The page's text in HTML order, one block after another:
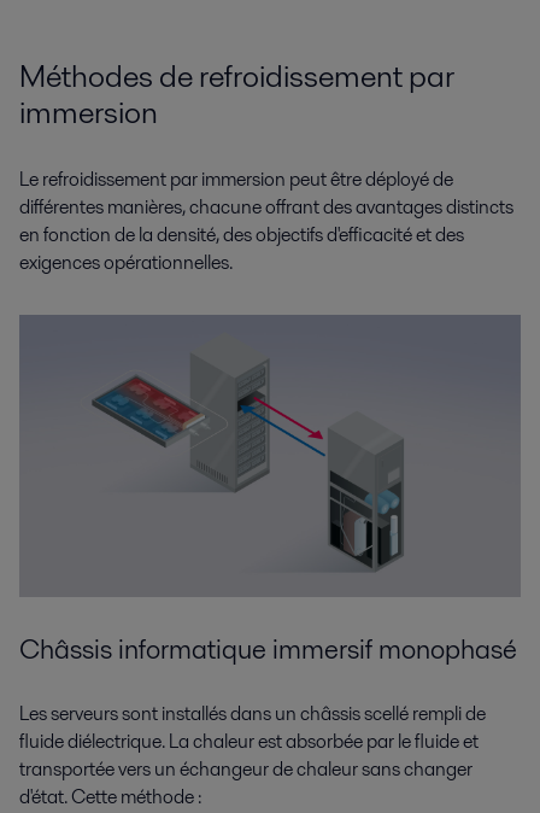
Méthodes de refroidissement par
immersion
Le refroidissement par immersion peut être déployé de
différentes manières, chacune offrant des avantages distincts
en fonction de la densité, des objectifs d'efficacité et des
exigences opérationnelles.
Châssis informatique immersif monophasé
Les serveurs sont installés dans un châssis scellé rempli de
fluide diélectrique. La chaleur est absorbée par le fluide et
transportée vers un échangeur de chaleur sans changer
d'état. Cette méthode :